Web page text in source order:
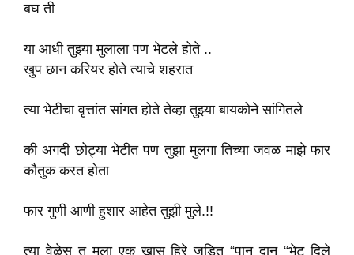
बघ ती
या आधी तुझ्या मुलाला पण भेटले होते ..
खुप छान करियर होते त्याचे शहरात
त्या भेटीचा वृत्तांत सांगत होते तेव्हा तुझ्या बायकोने सांगितले
की अगदी छोट्या भेटीत पण तुझा मुलगा तिच्या जवळ माझे फार
कौतुक करत होता
फार गुणी आणी हुशार आहेत तुझी मुले.!!
त्या वेळेस तु मला एक खास हिरे जडित “पान दान “भेट दिले